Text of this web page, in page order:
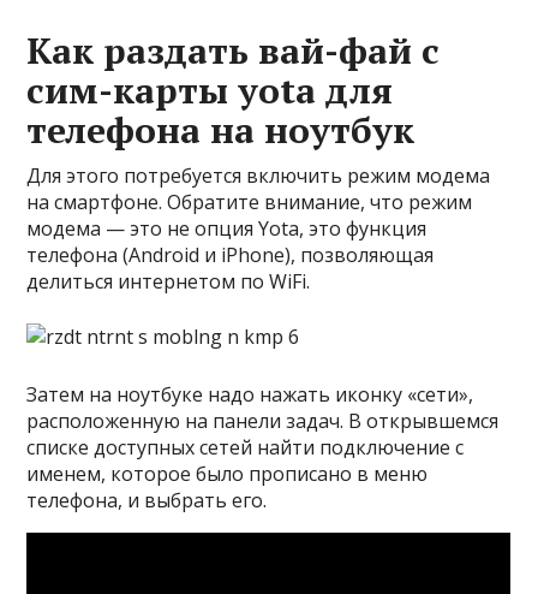
Как раздать вай-фай с
сим-карты yota для
телефона на ноутбук
Для этого потребуется включить режим модема
на смартфоне. Обратите внимание, что режим
модема — это не опция Yota, это функция
телефона (Android и iPhone), позволяющая
делиться интернетом по WiFi.
Затем на ноутбуке надо нажать иконку «сети»,
расположенную на панели задач. В открывшемся
списке доступных сетей найти подключение с
именем, которое было прописано в меню
телефона, и выбрать его.